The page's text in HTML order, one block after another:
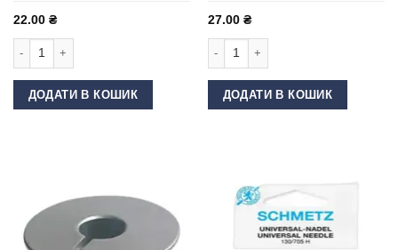
22.00 ₴
ДОДАТИ В КОШИК
27.00 ₴
ДОДАТИ В КОШИК